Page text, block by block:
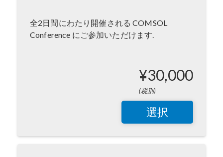
全2日間にわたり開催される COMSOL
Conference にご参加いただけます.
¥30,000
(税別)
選択